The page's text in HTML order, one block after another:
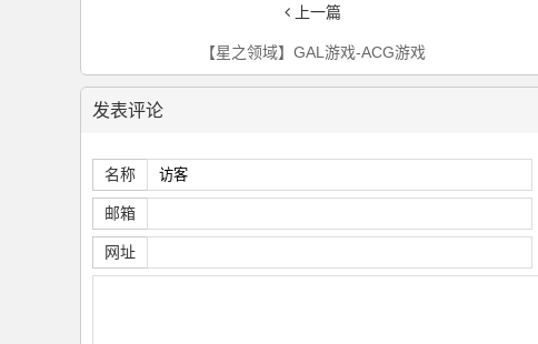
上一篇
【星之领域】GAL游戏-ACG游戏
发表评论
名称
邮箱
网址